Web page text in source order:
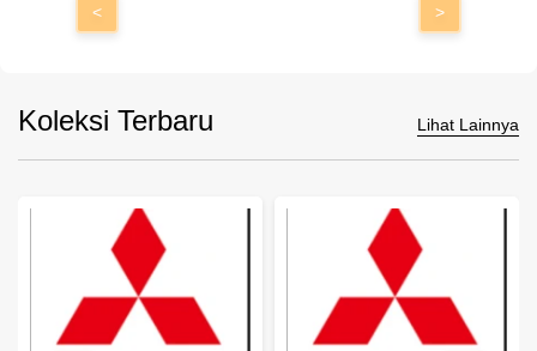
< >
Koleksi Terbaru Lihat Lainnya